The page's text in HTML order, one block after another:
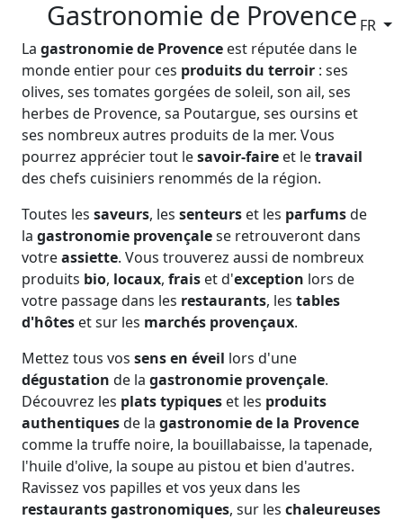
FR
Gastronomie de Provence
La gastronomie de Provence est réputée dans le
monde entier pour ces produits du terroir : ses
olives, ses tomates gorgées de soleil, son ail, ses
herbes de Provence, sa Poutargue, ses oursins et
ses nombreux autres produits de la mer. Vous
pourrez apprécier tout lesavoir-faire et letravail
des chefs cuisiniers renommés de la région.
Toutes les saveurs, les senteurs et les parfumsde
la gastronomie provençalese retrouveront dans
votreassiette. Vous trouverez aussi de nombreux
produits bio, locaux, frais et d'exception lors de
votre passage dans les restaurants, les tables
d'hôtes et sur les marchés provençaux.
Mettez tous vos sens en éveil lors d'une
dégustation de la gastronomie provençale.
Découvrez les plats typiques et les produits
authentiquesde la gastronomie de la Provence
comme la truffe noire, la bouillabaisse, la tapenade,
l'huile d'olive, la soupe au pistou et bien d'autres.
Ravissez vos papilles et vos yeux dans les
restaurants gastronomiques, sur les chaleureuses